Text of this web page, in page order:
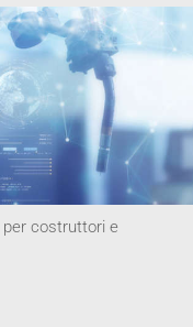
costruttori e